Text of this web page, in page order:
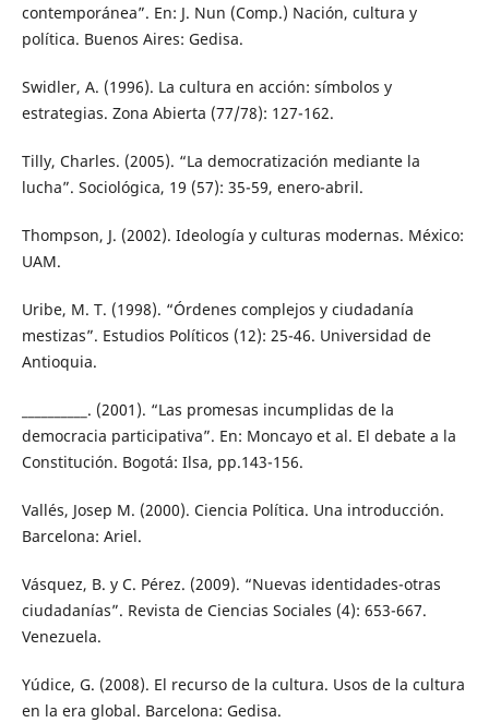
contemporánea”. En: J. Nun (Comp.) Nación, cultura y
política. Buenos Aires: Gedisa.
Swidler, A. (1996). La cultura en acción: símbolos y
estrategias. Zona Abierta (77/78): 127-162.
Tilly, Charles. (2005). “La democratización mediante la
lucha”. Sociológica, 19 (57): 35-59, enero-abril.
Thompson, J. (2002). Ideología y culturas modernas. México:
UAM.
Uribe, M. T. (1998). “Órdenes complejos y ciudadanía
mestizas”. Estudios Políticos (12): 25-46. Universidad de
Antioquia.
__________. (2001). “Las promesas incumplidas de la
democracia participativa”. En: Moncayo et al. El debate a la
Constitución. Bogotá: Ilsa, pp.143-156.
Vallés, Josep M. (2000). Ciencia Política. Una introducción.
Barcelona: Ariel.
Vásquez, B. y C. Pérez. (2009). “Nuevas identidades-otras
ciudadanías”. Revista de Ciencias Sociales (4): 653-667.
Venezuela.
Yúdice, G. (2008). El recurso de la cultura. Usos de la cultura
en la era global. Barcelona: Gedisa.